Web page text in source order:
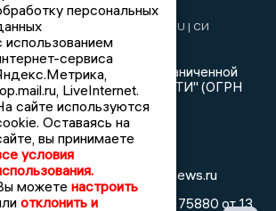
2019 © VORONEZHNEWS.RU | СИ
«Воронежские новости»
Общество с ограниченной
"РЕГИОНАЛЬНЫЕ НОВОСТИ" (ОГРН
Пирогов А.А.
+7 (473) 262 77 92
редакции:info@voronezhnews.ru
номер: серия Эл № ФС 77 - 75880 от 13
персональных
использованием
сервиса
LiveInternet.
сайте используются
Оставаясь на
вы принимаете
условия
можете настроить
отклонить и